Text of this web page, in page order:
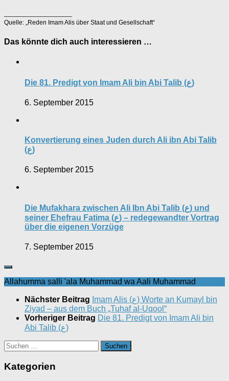
Quelle: „Reden Imam Alis über Staat und Gesellschaft“
Das könnte dich auch interessieren …
Die 81. Predigt von Imam Ali bin Abi Talib (ع)
6. September 2015
Konvertierung eines Juden durch Ali ibn Abi Talib
(ع)
6. September 2015
Die Mufakhara zwischen Ali Ibn Abi Talib (ع) und
seiner Ehefrau Fatima (ع) – redegewandter Vortrag
über die eigenen Vorzüge
7. September 2015
Allahumma salli 'ala Muhammad wa Aali Muhammad
Nächster Beitrag Imam Alis (ع) Worte an Kumayl bin
Ziyad – aus dem Buch „Tuhaf al-Uqool“
Vorheriger Beitrag Die 81. Predigt von Imam Ali bin
Abi Talib (ع)
Suchen
nach:
Kategorien